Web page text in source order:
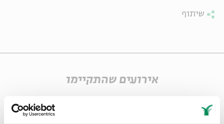
שיתוף
אירועים שהתקיימו